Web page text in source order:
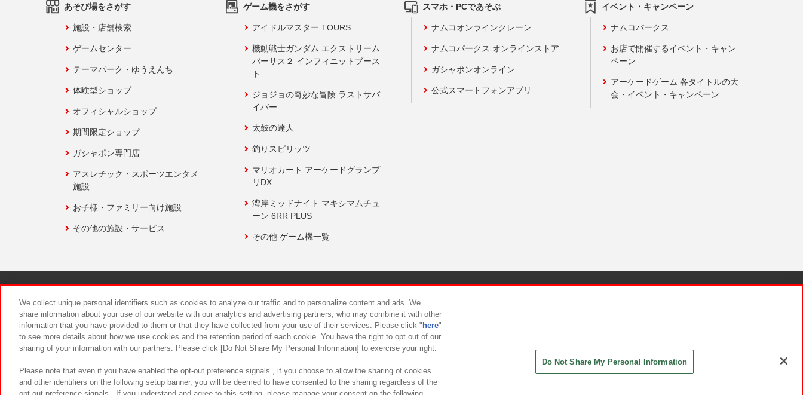
あそび場をさがす
施設・店舗検索
ゲームセンター
テーマパーク・ゆうえんち
体験型ショップ
オフィシャルショップ
期間限定ショップ
ガシャポン専門店
アスレチック・スポーツエンタメ
施設
お子様・ファミリー向け施設
その他の施設・サービス
ゲーム機をさがす
アイドルマスター TOURS
機動戦士ガンダム エクストリーム
バーサス２ インフィニットブース
ト
ジョジョの奇妙な冒険 ラストサバ
イバー
太鼓の達人
釣りスピリッツ
マリオカート アーケードグランプ
リDX
湾岸ミッドナイト マキシマムチュ
ーン 6RR PLUS
その他 ゲーム機一覧
スマホ・PCであそぶ
ナムコオンラインクレーン
ナムコパークス オンラインストア
ガシャポンオンライン
公式スマートフォンアプリ
イベント・キャンペーン
ナムコパークス
お店で開催するイベント・キャン
ペーン
アーケードゲーム 各タイトルの大
会・イベント・キャンペーン
食品のご提供について カスタマーハラスメント対応方針
We collect unique personal identifiers such as cookies to analyze our traffic and to personalize content and ads. We
share information about your use of our website with our analytics and advertising partners, who may combine it with other
information that you have provided to them or that they have collected from your use of their services. Please click " here"
to see more details about how we use cookies and the retention period of each cookie. You have the right to opt out of our
sharing of your information with our partners. Please click [Do Not Share My Personal Information] to exercise your right.
Please note that even if you have enabled the opt-out preference signals , if you choose to allow the sharing of cookies
and other identifiers on the following setup banner, you will be deemed to have consented to the sharing regardless of the
Do Not Share My Personal Information